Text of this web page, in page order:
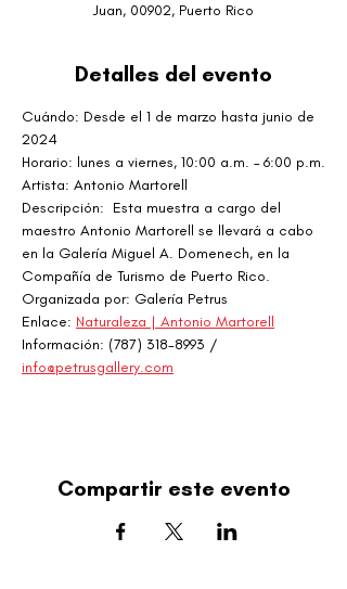
Juan, 00902, Puerto Rico
Detalles del evento
Cuándo: Desde el 1 de marzo hasta junio de
2024
Horario: lunes a viernes, 10:00 a.m. – 6:00 p.m.
Artista: Antonio Martorell
Descripción:  Esta muestra a cargo del
maestro Antonio Martorell se llevará a cabo
en la Galería Miguel A. Domenech, en la
Compañía de Turismo de Puerto Rico.
Organizada por: Galería Petrus
Enlace: Naturaleza | Antonio Martorell
Información: (787) 318-8993 /
info@petrusgallery.com
Compartir este evento